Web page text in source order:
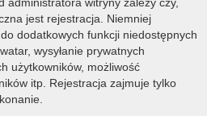
jest rejestracja. Niemniej
dodatkowych funkcji niedostępnych
wysyłanie prywatnych
użytkowników, możliwość
itp. Rejestracja zajmuje tylko